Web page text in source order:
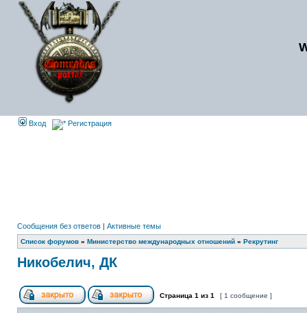
Вход Регистрация
Сообщения без ответов | Активные темы
Список форумов » Министерство международных отношений » Рекрутинг
Никобелич, ДК
Страница 1 из 1 [ 1 сообщение ]